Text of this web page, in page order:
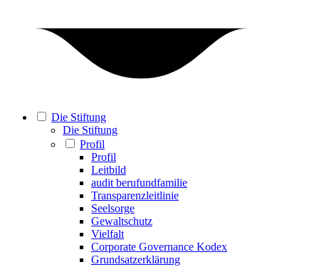
Die Stiftung
Die Stiftung
Profil
Profil
Leitbild
audit berufundfamilie
Transparenzleitlinie
Seelsorge
Gewaltschutz
Vielfalt
Corporate Governance Kodex
Grundsatzerklärung